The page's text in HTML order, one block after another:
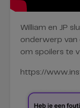
William en JP
onderwerp van
om spoilers te
https://